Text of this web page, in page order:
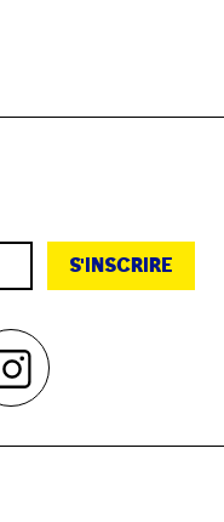
S'INSCRIRE